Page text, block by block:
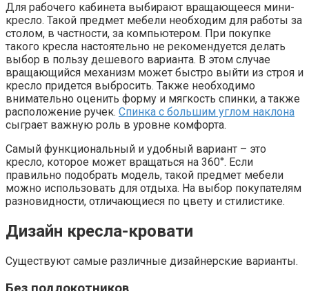
Для рабочего кабинета выбирают вращающееся мини-
кресло. Такой предмет мебели необходим для работы за
столом, в частности, за компьютером. При покупке
такого кресла настоятельно не рекомендуется делать
выбор в пользу дешевого варианта. В этом случае
вращающийся механизм может быстро выйти из строя и
кресло придется выбросить. Также необходимо
внимательно оценить форму и мягкость спинки, а также
расположение ручек. Спинка с большим углом наклона
сыграет важную роль в уровне комфорта.
Самый функциональный и удобный вариант – это
кресло, которое может вращаться на 360°. Если
правильно подобрать модель, такой предмет мебели
можно использовать для отдыха. На выбор покупателям
разновидности, отличающиеся по цвету и стилистике.
Дизайн кресла-кровати
Существуют самые различные дизайнерские варианты.
Без подлокотников